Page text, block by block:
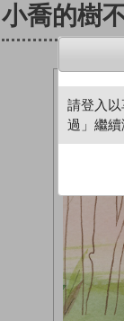
小喬的樹
請登入
過」繼續